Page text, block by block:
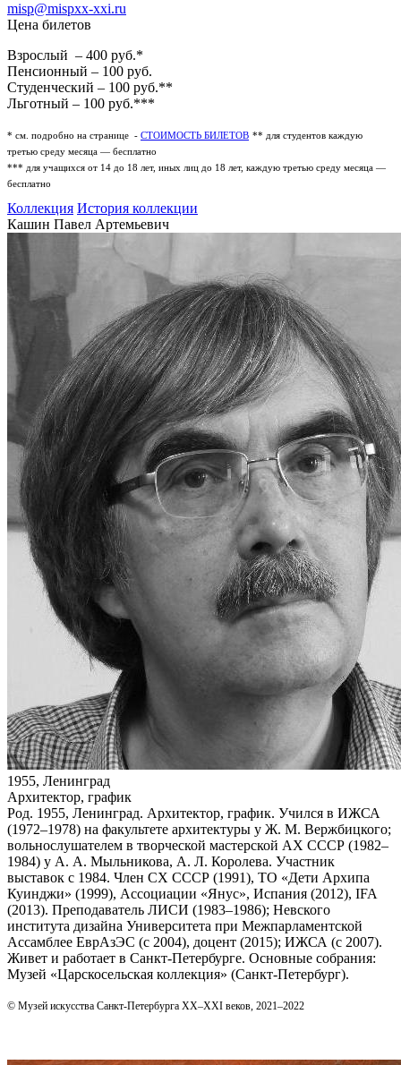
misp@mispxx-xxi.ru
Цена билетов
Взрослый – 400 руб.*
Пенсионный – 100 руб.
Студенческий – 100 руб.**
Льготный – 100 руб.***
* см. подробно на странице - СТОИМОСТЬ БИЛЕТОВ ** для студентов каждую
третью среду месяца — бесплатно
*** для учащихся от 14 до 18 лет, иных лиц до 18 лет, каждую третью среду месяца —
бесплатно
Коллекция История коллекции
Кашин Павел Артемьевич
1955, Ленинград
Архитектор, график
Род. 1955, Ленинград. Архитектор, график. Учился в ИЖСА
(1972–1978) на факультете архитектуры у Ж. М. Вержбицкого;
вольнослушателем в творческой мастерской АХ СССР (1982–
1984) у А. А. Мыльникова, А. Л. Королева. Участник
выставок с 1984. Член СХ СССР (1991), ТО «Дети Архипа
Куинджи» (1999), Ассоциации «Янус», Испания (2012), IFA
(2013). Преподаватель ЛИСИ (1983–1986); Невского
института дизайна Университета при Межпарламентской
Ассамблее ЕврАзЭС (с 2004), доцент (2015); ИЖСА (с 2007).
Живет и работает в Санкт‑Петербурге. Основные собрания:
Музей «Царскосельская коллекция» (Санкт‑Петербург).
© Музей искусства Санкт-Петербурга XX–XXI веков, 2021–2022